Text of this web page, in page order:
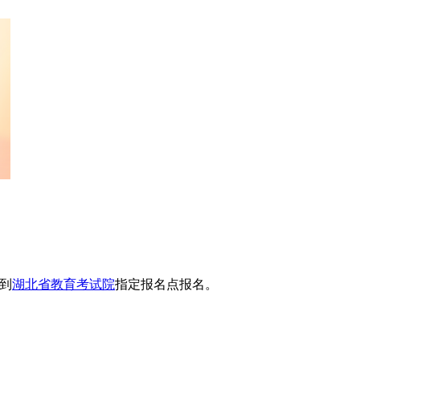
湖北省教育考试院指定报名点报名。